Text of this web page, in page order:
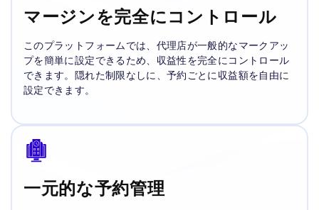
マージンを完全にコントロール
このプラットフォームでは、代理店が一般的なマークアッ
プを簡単に設定できるため、収益性を完全にコントロール
できます。隠れた制限なしに、予約ごとに収益額を自由に
設定できます。
一元的な予約管理